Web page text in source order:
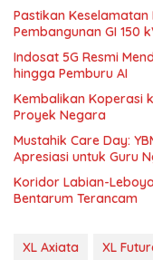
Pastikan Keselamatan
Pembangunan GI 150
Indosat 5G Resmi
hingga Pemburu AI
Kembalikan Koperasi
Proyek Negara
Mustahik Care Day:
Apresiasi untuk Guru
Koridor Labian-
Bentarum Terancam
XL Axiata XL